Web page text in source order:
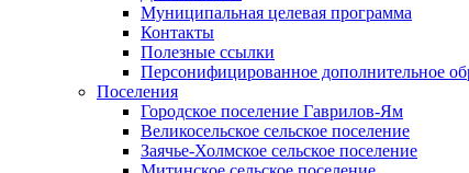
Муниципальная целевая программа
Контакты
Полезные ссылки
Персонифицированное дополнительное
Поселения
Городское поселение Гаврилов-Ям
Великосельское сельское поселение
Заячье-Холмское сельское поселение